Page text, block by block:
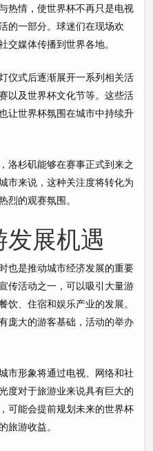
热情，使世界杯不再只是电视
的一部分。球迷们在现场欢
媒体传播到世界各地。
仪式后逐渐展开一系列相关活
以及世界杯文化节等。这些活
让世界杯氛围在城市中持续升
洛杉矶能够在赛事正式到来之
市来说，这种关注度将转化为
烈的观赛氛围。
展机遇
也是推动城市经济发展的重要
传活动之一，可以吸引大量游
、住宿和娱乐产业的发展。
庞大的游客基础，活动的举办
市形象将通过电视、网络和社
度对于旅游业来说具有巨大的
可能会提前规划未来的世界杯
旅游收益。